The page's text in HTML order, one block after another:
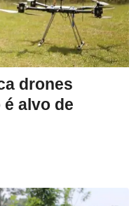
drones
alvo de